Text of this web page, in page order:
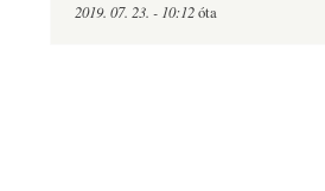
2019. 07. 23. - 10:12óta